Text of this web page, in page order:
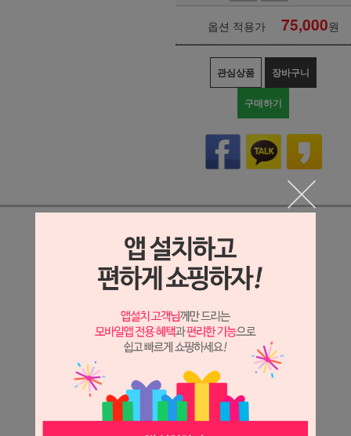
옵션 적용가 75,000원
관심상품 장바구니
구매하기
상세정보 새창 열기
상세 정보를 확대해 보실 수 있습니다.
※ 필독해주세요 ※
장미는 시세 변동에 따라 가격이 달라질 수 있으니
문의 후 주문 바랍니다.